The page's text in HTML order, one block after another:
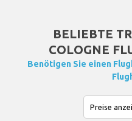
BELIEBTE
COLOGNE
Benötigen Sie einen